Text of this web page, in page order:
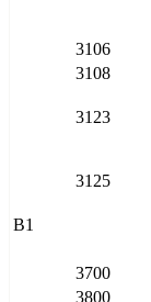
3106
3108
3123
3125
B1
3700
3800